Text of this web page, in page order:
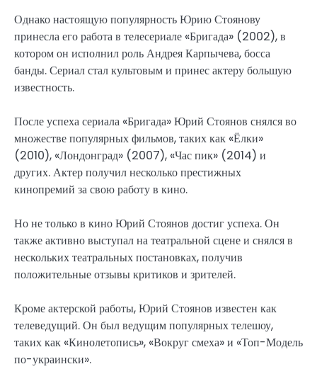
Однако настоящую популярность Юрию Стоянову
принесла его работа в телесериале «Бригада» (2002), в
котором он исполнил роль Андрея Карпычева, босса
банды. Сериал стал культовым и принес актеру большую
известность.
После успеха сериала «Бригада» Юрий Стоянов снялся во
множестве популярных фильмов, таких как «Ёлки»
(2010), «Лондонград» (2007), «Час пик» (2014) и
других. Актер получил несколько престижных
кинопремий за свою работу в кино.
Но не только в кино Юрий Стоянов достиг успеха. Он
также активно выступал на театральной сцене и снялся в
нескольких театральных постановках, получив
положительные отзывы критиков и зрителей.
Кроме актерской работы, Юрий Стоянов известен как
телеведущий. Он был ведущим популярных телешоу,
таких как «Кинолетопись», «Вокруг смеха» и «Топ-Модель
по-украински».